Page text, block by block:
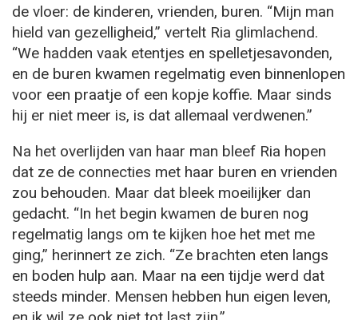
de vloer: de kinderen, vrienden, buren. “Mijn man
hield van gezelligheid,” vertelt Ria glimlachend.
“We hadden vaak etentjes en spelletjesavonden,
en de buren kwamen regelmatig even binnenlopen
voor een praatje of een kopje koffie. Maar sinds
hij er niet meer is, is dat allemaal verdwenen.”
Na het overlijden van haar man bleef Ria hopen
dat ze de connecties met haar buren en vrienden
zou behouden. Maar dat bleek moeilijker dan
gedacht. “In het begin kwamen de buren nog
regelmatig langs om te kijken hoe het met me
ging,” herinnert ze zich. “Ze brachten eten langs
en boden hulp aan. Maar na een tijdje werd dat
steeds minder. Mensen hebben hun eigen leven,